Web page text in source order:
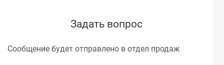
Задать вопрос
Сообщение будет отправлено в отдел продаж